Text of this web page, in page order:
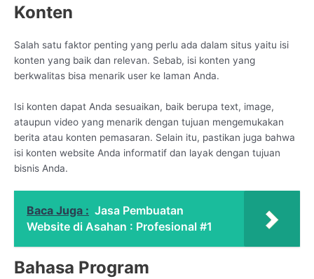
Konten
Salah satu faktor penting yang perlu ada dalam situs yaitu isi
konten yang baik dan relevan. Sebab, isi konten yang
berkwalitas bisa menarik user ke laman Anda.
Isi konten dapat Anda sesuaikan, baik berupa text, image,
ataupun video yang menarik dengan tujuan mengemukakan
berita atau konten pemasaran. Selain itu, pastikan juga bahwa
isi konten website Anda informatif dan layak dengan tujuan
bisnis Anda.
Baca Juga : Jasa Pembuatan
Website di Asahan : Profesional #1
Bahasa Program